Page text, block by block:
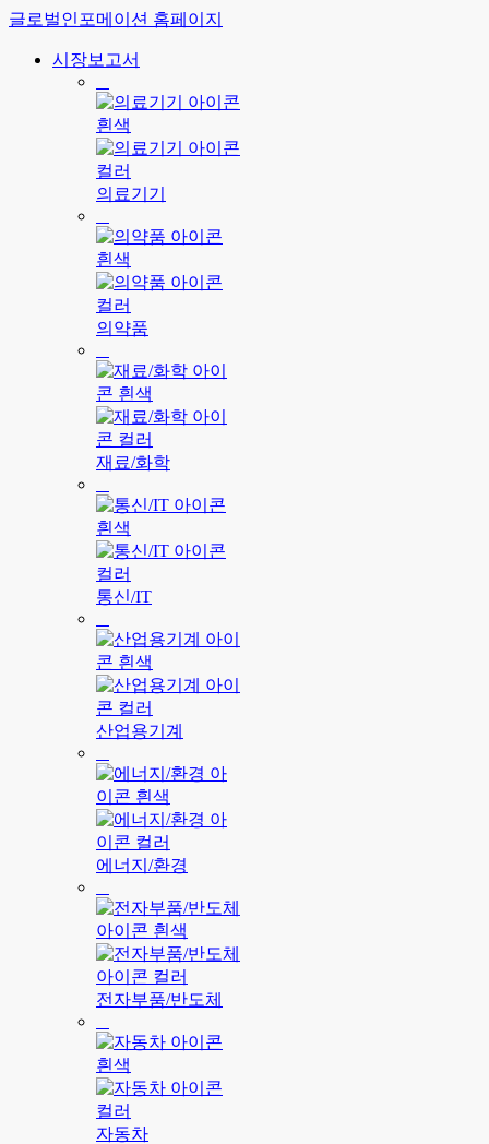
글로벌인포메이션 홈페이지
시장보고서
의료기기
의약품
재료/화학
통신/IT
산업용기계
에너지/환경
전자부품/반도체
자동차